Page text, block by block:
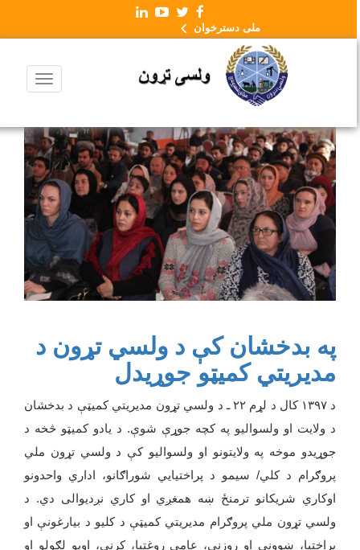
ملی دسترخوان
په بدخشان کې د ولسي تړون د
مدیریتي کمیټو جوړیدل
د ۱۳۹۷ کال د لړم ۲۲ ـ د ولسي تړون مدیریتي کمیټې د بدخشان
د ولایت او ولسوالیو په کچه جوړې شوې. د یادو کمیټو څخه د
جوړیدو موخه په ولایتونو او ولسوالیو کې د ولسي تړون ملي
پروګرام د کلي/ سیمو د پراختیایي شوراګانو، اداري واحدونو
اوکاري شریکانو ترمنځ ښه همغږي او کاري نږديوالی دي. د
ولسي تړون ملي پروګرام مدیریتي کمیټې د کلیو د بیارغونې او
پراختیا، ښوونې او روزنې، عامې روغتیا، کرنې، اوبو لګولو او